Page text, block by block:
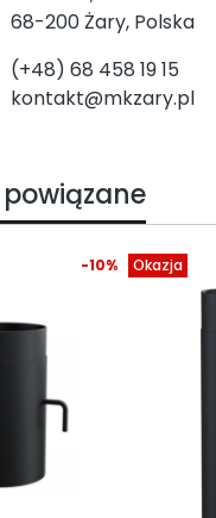
68-200 Żary, Polska
(+48) 68 458 19 15
kontakt@mkzary.pl
-10% Okazja